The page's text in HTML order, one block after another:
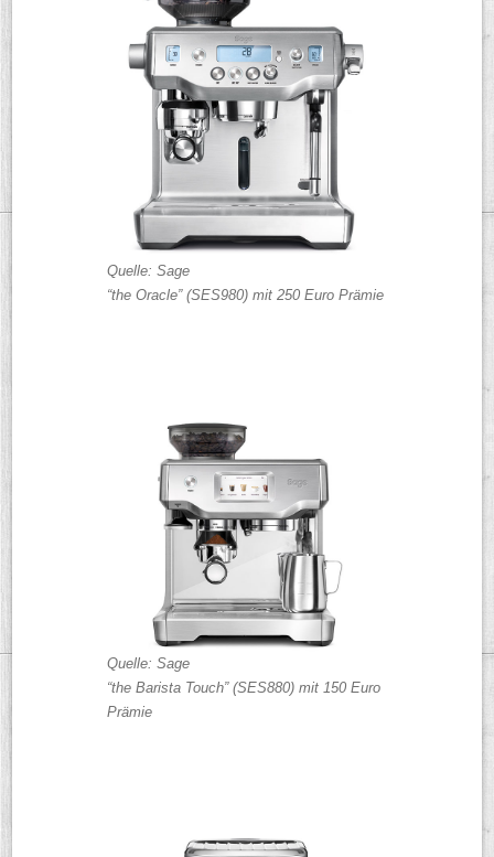
Quelle: Sage
“the Oracle” (SES980) mit 250 Euro Prämie
Quelle: Sage
“the Barista Touch” (SES880) mit 150 Euro
Prämie